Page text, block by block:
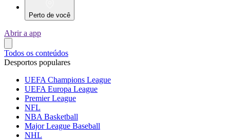
Perto de você
Abrir a app
Todos os conteúdos
Desportos populares
UEFA Champions League
UEFA Europa League
Premier League
NFL
NBA Basketball
Major League Baseball
NHL